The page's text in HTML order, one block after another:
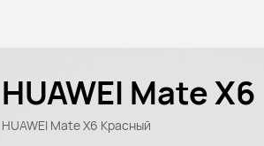
HUAWEI Mate X6
HUAWEI Mate X6 Красный